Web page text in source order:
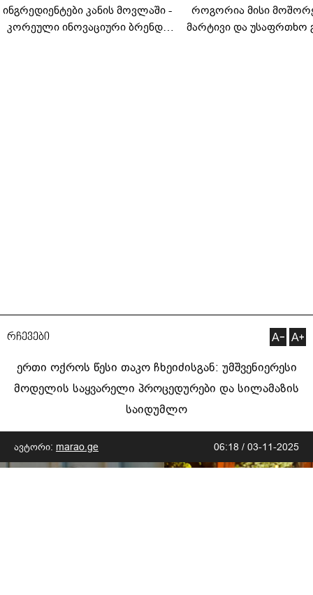
ინგრედიენტები კანის მოვლაში -
კორეული ინოვაციური ბრენდი
როგორია მისი
მარტივი და უსაფრთხო
რჩევები
ერთი ოქროს წესი თაკო ჩხეიძისგან: უმშვენიერესი
მოდელის საყვარელი პროცედურები და სილამაზის
საიდუმლო
ავტორი: marao.ge 06:18 / 03-11-2025